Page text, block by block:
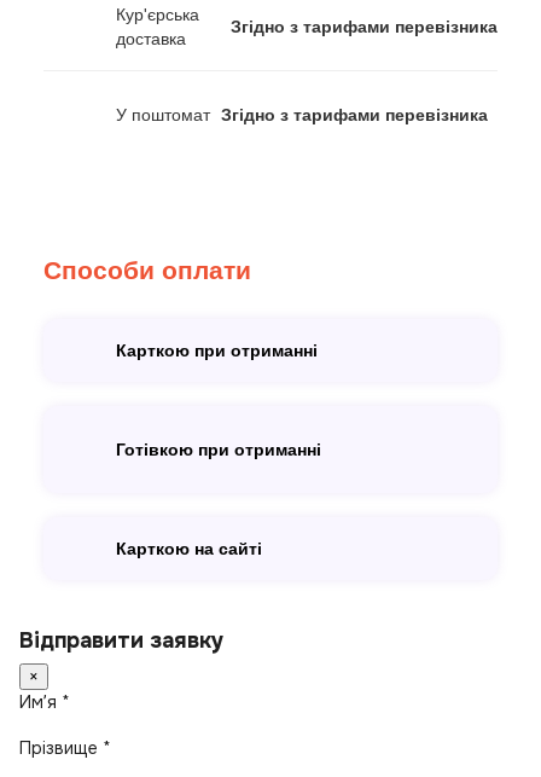
Кур'єрська
доставка
Згідно з тарифами перевізника
У поштомат Згідно з тарифами перевізника
Способи оплати
Карткою при отриманні
Готівкою при отриманні
Карткою на сайті
Відправити заявку
×
Имʼя *
Прізвище *